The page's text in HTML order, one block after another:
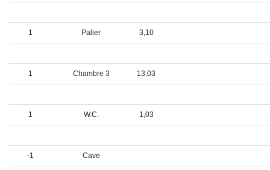
1 Palier 3,10
1 Chambre 3 13,03
1 W.C. 1,03
-1 Cave